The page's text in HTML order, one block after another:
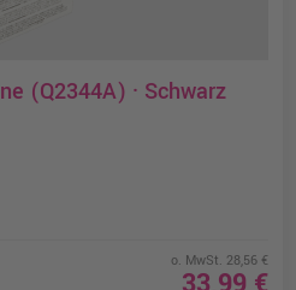
(Q2344A) · Schwarz
o. MwSt. 28,56 €